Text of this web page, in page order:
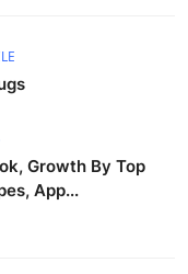
Growth By Top
App...